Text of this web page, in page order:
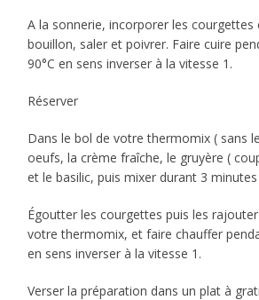
A la sonnerie, incorporer les courgettes
bouillon, saler et poivrer. Faire cuire
90°C en sens inverser à la vitesse 1.
Réserver
Dans le bol de votre thermomix ( sans
oeufs, la crème fraîche, le gruyère (
et le basilic, puis mixer durant 3
Égoutter les courgettes puis les
votre thermomix, et faire chauffer
en sens inverser à la vitesse 1.
Verser la préparation dans un plat à